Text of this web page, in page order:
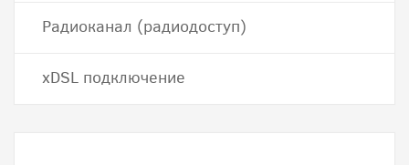
Радиоканал (радиодоступ)
хDSL подключение